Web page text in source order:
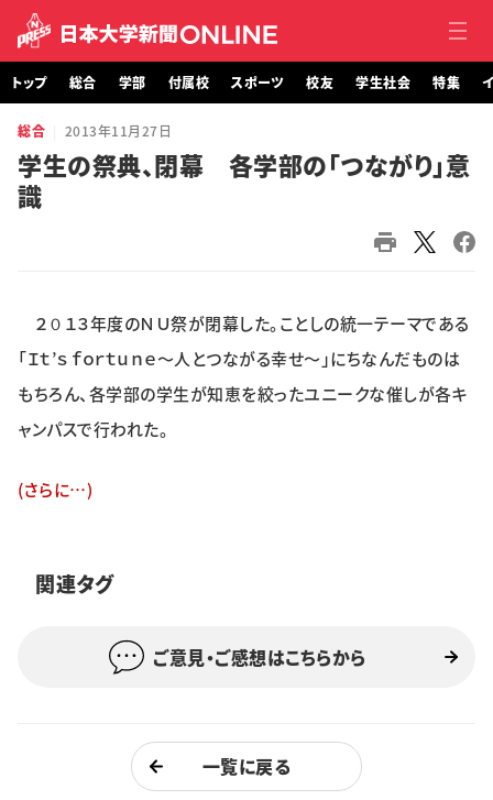
トップ
総合
スポーツ
イベント
購読 日大文芸賞
トップ 総合 学部 付属校 スポーツ 校友 学生社会 特集
総合 2013年11月27日
学生の祭典、閉幕 各学部の「つながり」意
識
２０１３年度のＮＵ祭が閉幕した。ことしの統一テーマである
「Ｉｔ’ｓ ｆｏｒｔｕｎｅ～人とつながる幸せ～」にちなんだものは
もちろん、各学部の学生が知恵を絞ったユニークな催しが各キ
ャンパスで行われた。
(さらに…)
関連タグ
ご意見・ご感想はこちらから
一覧に戻る